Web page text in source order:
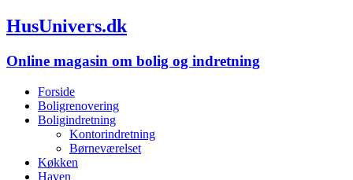
HusUnivers.dk
Online magasin om bolig og indretning
Forside
Boligrenovering
Boligindretning
Kontorindretning
Børneværelset
Køkken
Haven